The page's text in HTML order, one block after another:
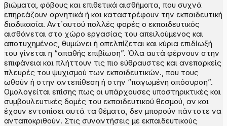
βιώματα, φόβους και επιθετικά αισθήματα, που συχνά
επηρεάζουν αρνητικά ή και καταστρέφουν την εκπαιδευτική
διαδικασία. Αντ΄αυτού πολλές φορές ο εκπαιδευτικός
αισθάνεται στο χώρο εργασίας του απειλούμενος και
αποτυχημένος, θυμώνει ή απελπίζεται και κύρια επιδίωξή
του γίνεται η “απαθής επιβίωση”. Όλα αυτά φέρνουν στην
επιφάνεια και πλήττουν τις πιο εύθραυστες και ανεπαρκείς
πλευρές του ψυχισμού των εκπαιδευτικών., που τους
ωθούν ή στην αντεπίθεση ή στην “παγωμένη απόσυρση”.
Ομολογείται επίσης πως οι υπάρχουσες υποστηρικτικές και
συμβουλευτικές δομές του εκπαιδευτικού θεσμού, αν και
έχουν εντοπίσει αυτά τα θέματα, δεν μπορούν πάντοτε να
ανταποκριθούν. Στις συναντήσεις με εκπαιδευτικούς